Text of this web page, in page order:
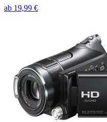
ab 19,99 €